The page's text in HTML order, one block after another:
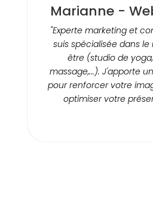
Marianne -
"Experte marketing et
suis spécialisée dans
être (studio de
massage,...). J'apporte
pour renforcer votre
optimiser votre